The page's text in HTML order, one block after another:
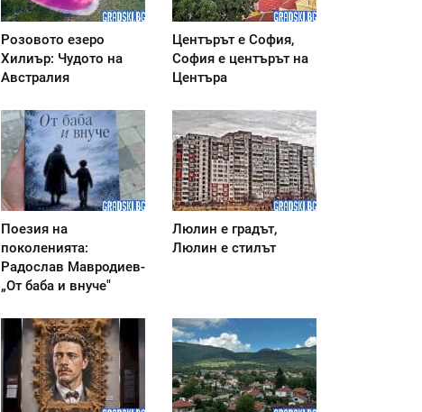
Розовото езеро
Хилиър: Чудото на
Австралия
Центърът е София,
София е центърът на
Центъра
Поезия на
поколенията:
Радослав Мавродиев-
„От баба и внуче"
Люлин е градът,
Люлин е стилът